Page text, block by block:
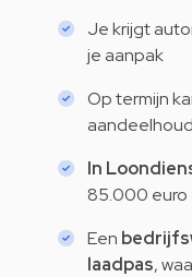
Je krijgt
je aanpak
Op termijn
In
85.000 euro
Een
laadpas,